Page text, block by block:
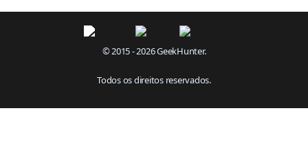
© 2015 - 2026 GeekHunter.
Todos os direitos reservados.